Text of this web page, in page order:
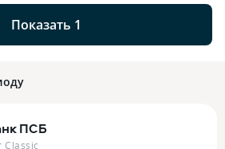
Показать 1
ПСБ
Classic